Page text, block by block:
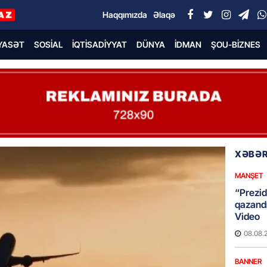
Haqqımızda Əlaqə
SOSIAL İQTISADIYYAT DÜNYA İDMAN ŞOU-BIZNES
MANŞET
Video
BANNER